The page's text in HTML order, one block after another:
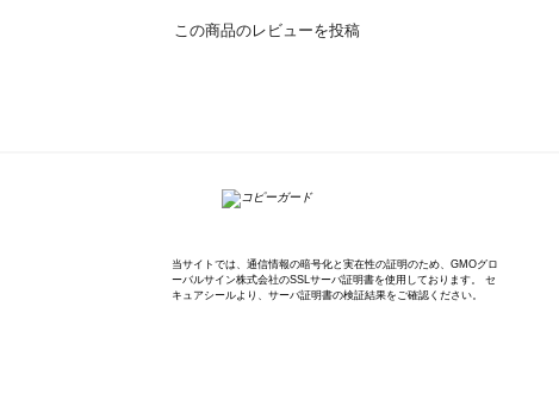
この商品のレビューを投稿
当サイトでは、通信情報の暗号化と実在性の証明のため、GMOグロ
ーバルサイン株式会社のSSLサーバ証明書を使用しております。 セ
キュアシールより、サーバ証明書の検証結果をご確認ください。